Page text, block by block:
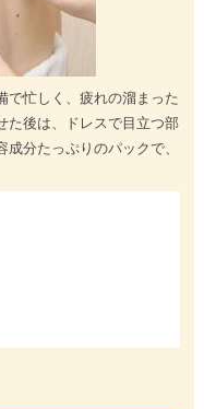
で忙しく、疲れの溜まった
た後は、ドレスで目立つ部
分たっぷりのパックで、